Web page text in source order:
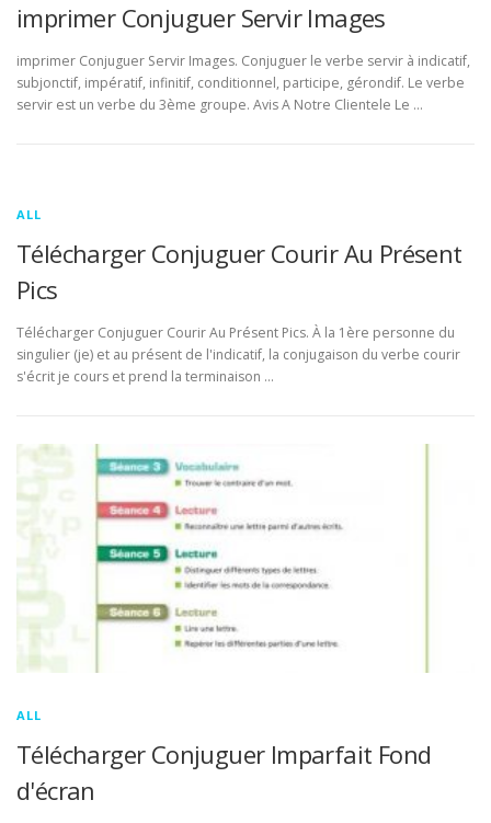
imprimer Conjuguer Servir Images
imprimer Conjuguer Servir Images. Conjuguer le verbe servir à indicatif,
subjonctif, impératif, infinitif, conditionnel, participe, gérondif. Le verbe
servir est un verbe du 3ème groupe. Avis A Notre Clientele Le …
ALL
Télécharger Conjuguer Courir Au Présent
Pics
Télécharger Conjuguer Courir Au Présent Pics. À la 1ère personne du
singulier (je) et au présent de l'indicatif, la conjugaison du verbe courir
s'écrit je cours et prend la terminaison …
ALL
Télécharger Conjuguer Imparfait Fond
d'écran